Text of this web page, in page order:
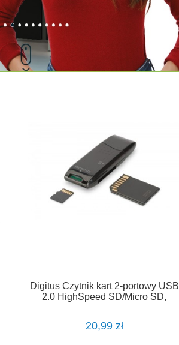
Digitus Czytnik kart 2-portowy USB
2.0 HighSpeed SD/Micro SD,
20,99 zł